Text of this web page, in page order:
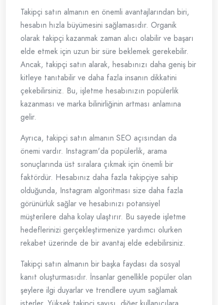
Takipçi satın almanın en önemli avantajlarından biri,
hesabın hızla büyümesini sağlamasıdır. Organik
olarak takipçi kazanmak zaman alıcı olabilir ve başarı
elde etmek için uzun bir süre beklemek gerekebilir.
Ancak, takipçi satın alarak, hesabınızı daha geniş bir
kitleye tanıtabilir ve daha fazla insanın dikkatini
çekebilirsiniz. Bu, işletme hesabınızın popülerlik
kazanması ve marka bilinirliğinin artması anlamına
gelir.
Ayrıca, takipçi satın almanın SEO açısından da
önemi vardır. Instagram'da popülerlik, arama
sonuçlarında üst sıralara çıkmak için önemli bir
faktördür. Hesabınız daha fazla takipçiye sahip
olduğunda, Instagram algoritması size daha fazla
görünürlük sağlar ve hesabınızı potansiyel
müşterilere daha kolay ulaştırır. Bu sayede işletme
hedeflerinizi gerçekleştirmenize yardımcı olurken
rekabet üzerinde de bir avantaj elde edebilirsiniz.
Takipçi satın almanın bir başka faydası da sosyal
kanıt oluşturmasıdır. İnsanlar genellikle popüler olan
şeylere ilgi duyarlar ve trendlere uyum sağlamak